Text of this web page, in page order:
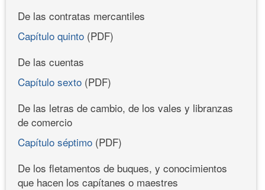
De las contratas mercantiles
Capítulo quinto (PDF)
De las cuentas
Capítulo sexto (PDF)
De las letras de cambio, de los vales y libranzas
de comercio
Capítulo séptimo (PDF)
De los fletamentos de buques, y conocimientos
que hacen los capítanes o maestres